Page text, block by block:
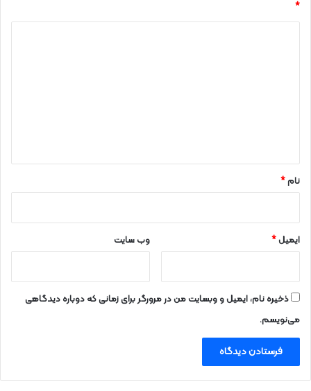
*
نام*
ایمیل* وب‌ سایت
ذخیره نام، ایمیل و وبسایت من در مرورگر برای زمانی که دوباره دیدگاهی
می‌نویسم.